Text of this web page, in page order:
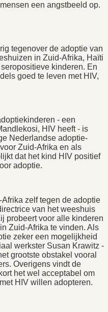
een angstbeeld op.
tegenover de adoptie van
in Zuid-Afrika, Haïti
kinderen. En
goed te leven met HIV,
- een
HIV heeft - is
Nederlandse adoptie-
Zuid-Afrika en als
dat het kind HIV positief
adoptie.
zelf tegen de adoptie
van het weeshuis
probeert voor alle kinderen
Zuid-Afrika te vinden. Als
zeker een mogelijkheid
werkster Susan Krawitz -
grootste obstakel vooral
Overigens vindt de
het wel acceptabel om
HIV willen adopteren.